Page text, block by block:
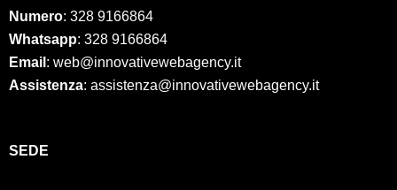
Numero: 328 9166864
Whatsapp: 328 9166864
Email : web@innovativewebagency.it
Assistenza: assistenza@innovativewebagency.it
SED E